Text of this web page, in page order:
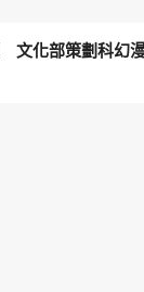
文化部策劃科幻